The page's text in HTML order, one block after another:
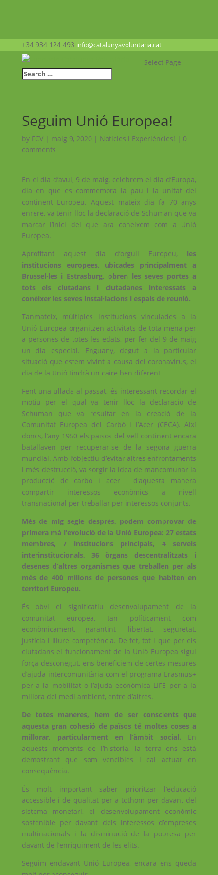
+34 934 124 493 info@catalunyavoluntaria.cat
Select Page
Seguim Unió Europea!
by FCV| maig 9, 2020 | Noticies i Experiències! | 0
comments
En el dia d’avui, 9 de maig, celebrem el dia d’Europa,
dia en que es commemora la pau i la unitat del
continent Europeu. Aquest mateix dia fa 70 anys
enrere, va tenir lloc la declaració de Schuman que va
marcar l’inici del que ara coneixem com a Unió
Europea.
Aprofitant aquest dia d’orgull Europeu, les
institucions europees, ubicades principalment a
Brussel·les i Estrasburg, obren les seves portes a
tots els ciutadans i ciutadanes interessats a
conèixer les seves instal·lacions i espais de reunió.
Tanmateix, múltiples institucions vinculades a la
Unió Europea organitzen activitats de tota mena per
a persones de totes les edats, per fer del 9 de maig
un dia especial. Enguany, degut a la particular
situació que estem vivint a causa del coronavirus, el
dia de la Unió tindrà un caire ben diferent.
Fent una ullada al passat, és interessant recordar el
motiu per el qual va tenir lloc la declaració de
Schuman que va resultar en la creació de la
Comunitat Europea del Carbó i l’Acer (CECA). Així
doncs, l’any 1950 els països del vell continent encara
batallaven per recuperar-se de la segona guerra
mundial. Amb l’objectiu d’evitar altres enfrontaments
i més destrucció, va sorgir la idea de mancomunar la
producció de carbó i acer i d’aquesta manera
compartir interessos econòmics a nivell
transnacional per treballar per interessos conjunts.
Més de mig segle després, podem comprovar de
primera mà l’evolució de la Unió Europea: 27 estats
membres, 7 institucions principals, 4 serveis
interinstitucionals, 36 òrgans descentralitzats i
desenes d’altres organismes que treballen per als
més de 400 milions de persones que habiten en
territori Europeu.
És obvi el significatiu desenvolupament de la
comunitat europea, tan políticament com
econòmicament, garantint llibertat, seguretat,
justícia i lliure competència. De fet, tot i que per els
ciutadans el funcionament de la Unió Europea sigui
força desconegut, ens beneficiem de certes mesures
d’ajuda intercomunitària com el programa Erasmus+
per a la mobilitat o l’ajuda econòmica LIFE per a la
millora del medi ambient, entre d’altres.
De totes maneres, hem de ser conscients que
aquesta gran cohesió de països té moltes coses a
millorar, particularment en l’àmbit social. En
aquests moments de l’historia, la terra ens està
demostrant que som vencibles i cal actuar en
conseqüència.
És molt important saber prioritzar l’educació
accessible i de qualitat per a tothom per davant del
sistema monetari, el desenvolupament econòmic
sostenible per davant dels interessos d’empreses
multinacionals i la disminució de la pobresa per
davant de l’enriquiment de les elits.
Seguim endavant Unió Europea, encara ens queda